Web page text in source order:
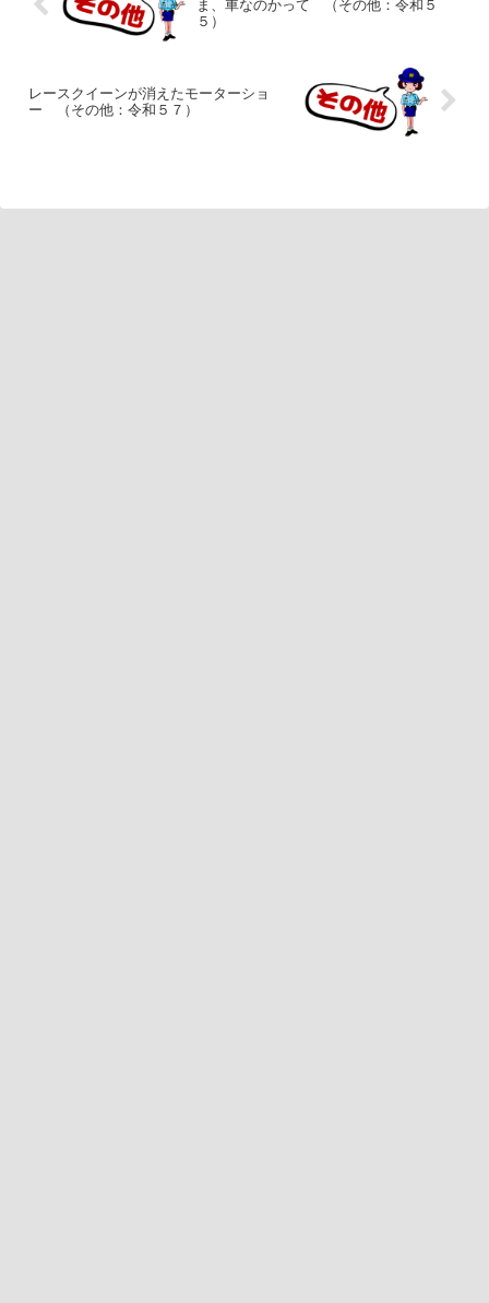
ま、車なのかって （その他：令和５
５）
レースクイーンが消えたモーターショ
ー （その他：令和５７）